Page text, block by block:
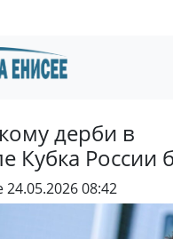
дерби в
Кубка России
24.05.2026 08:42